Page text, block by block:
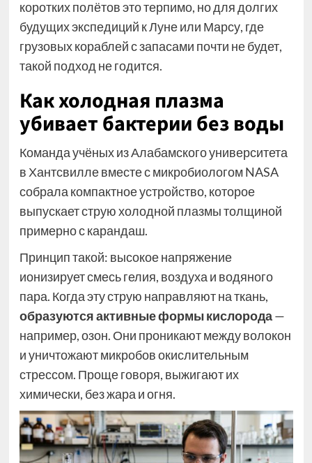
коротких полётов это терпимо, но для долгих
будущих экспедиций к Луне или Марсу, где
грузовых кораблей с запасами почти не будет,
такой подход не годится.
Как холодная плазма
убивает бактерии без воды
Команда учёных из Алабамского университета
в Хантсвилле вместе с микробиологом NASA
собрала компактное устройство, которое
выпускает струю холодной плазмы толщиной
примерно с карандаш.
Принцип такой: высокое напряжение
ионизирует смесь гелия, воздуха и водяного
пара. Когда эту струю направляют на ткань,
образуются активные формы кислорода—
например, озон. Они проникают между волокон
и уничтожают микробов окислительным
стрессом. Проще говоря, выжигают их
химически, без жара и огня.